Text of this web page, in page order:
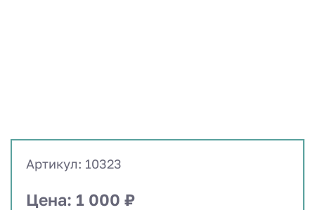
Артикул: 10323
Цена: 1 000 ₽